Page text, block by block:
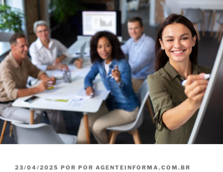
PUBLICADO
23/04/2025 POR POR AGENTEINFORMA.COM.BR